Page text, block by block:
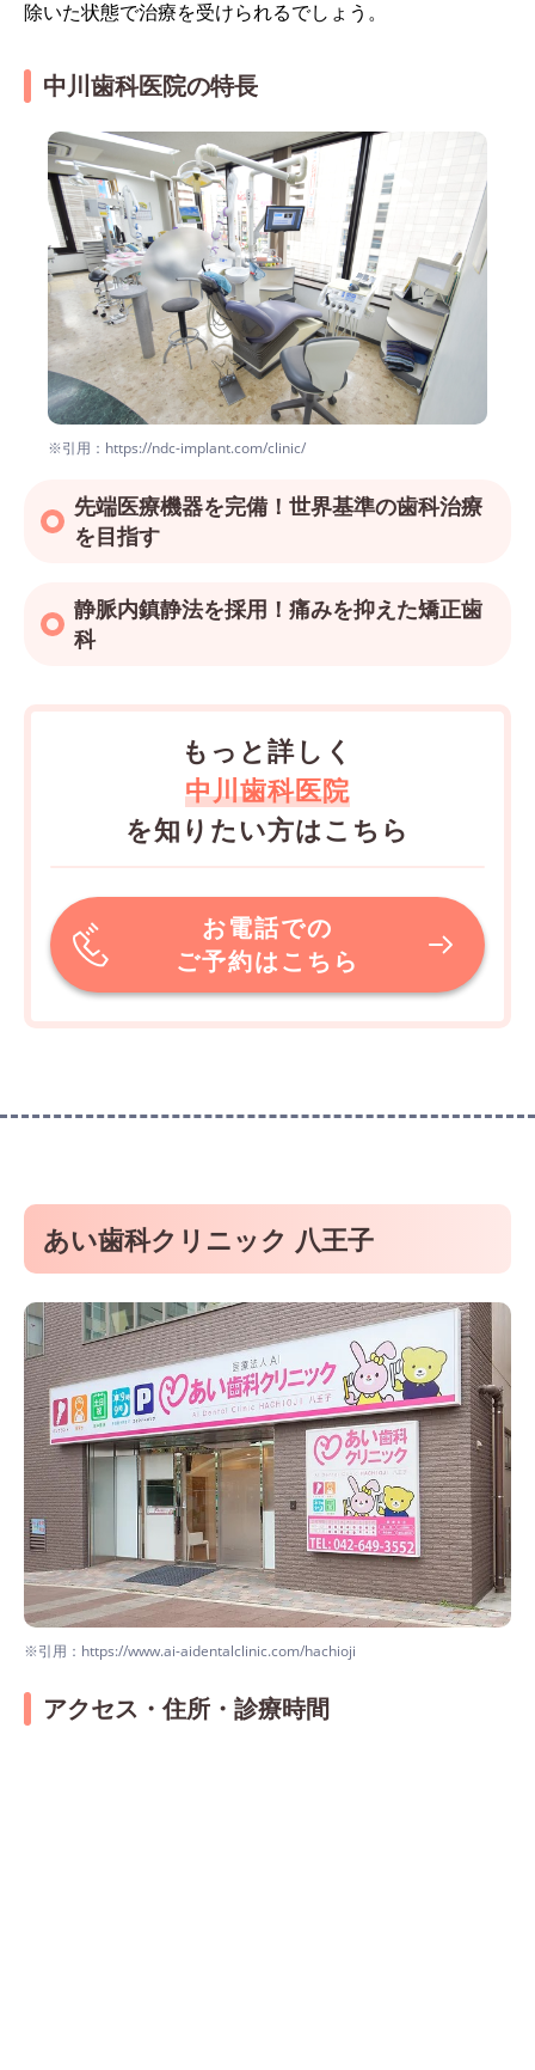
除いた状態で治療を受けられるでしょう。
中川歯科医院の特長
※引用：https://ndc-implant.com/clinic/
先端医療機器を完備！世界基準の歯科治療
を目指す
静脈内鎮静法を採用！痛みを抑えた矯正歯
科
もっと詳しく
中川歯科医院
を知りたい方はこちら
お電話での
ご予約はこちら
あい歯科クリニック 八王子
※引用：https://www.ai-aidentalclinic.com/hachioji
アクセス・住所・診療時間